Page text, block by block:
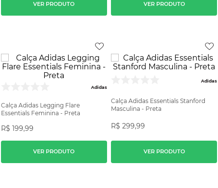
VER PRODUTO VER PRODUTO
Adidas
Calça Adidas Legging Flare
Essentials Feminina - Preta
R$ 199,99
VER PRODUTO
Adidas
Calça Adidas Essentials Stanford
Masculina - Preta
R$ 299,99
VER PRODUTO